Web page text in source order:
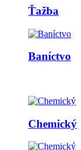
Ťažba
Baníctvo
Chemický